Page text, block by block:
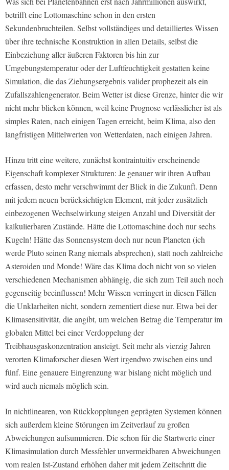
betrifft eine Lottomaschine schon in den ersten
Sekundenbruchteilen. Selbst vollständiges und detailliertes Wissen
über ihre technische Konstruktion in allen Details, selbst die
Einbeziehung aller äußeren Faktoren bis hin zur
Umgebungstemperatur oder der Luftfeuchtigkeit gestatten keine
Simulation, die das Ziehungsergebnis valider prophezeit als ein
Zufallszahlengenerator. Beim Wetter ist diese Grenze, hinter die wir
nicht mehr blicken können, weil keine Prognose verlässlicher ist als
simples Raten, nach einigen Tagen erreicht, beim Klima, also den
langfristigen Mittelwerten von Wetterdaten, nach einigen Jahren.
Hinzu tritt eine weitere, zunächst kontraintuitiv erscheinende
Eigenschaft komplexer Strukturen: Je genauer wir ihren Aufbau
erfassen, desto mehr verschwimmt der Blick in die Zukunft. Denn
mit jedem neuen berücksichtigten Element, mit jeder zusätzlich
einbezogenen Wechselwirkung steigen Anzahl und Diversität der
kalkulierbaren Zustände. Hätte die Lottomaschine doch nur sechs
Kugeln! Hätte das Sonnensystem doch nur neun Planeten (ich
werde Pluto seinen Rang niemals absprechen), statt noch zahlreiche
Asteroiden und Monde! Wäre das Klima doch nicht von so vielen
verschiedenen Mechanismen abhängig, die sich zum Teil auch noch
gegenseitig beeinflussen! Mehr Wissen verringert in diesen Fällen
die Unklarheiten nicht, sondern zementiert diese nur. Etwa bei der
Klimasensitivität, die angibt, um welchen Betrag die Temperatur im
globalen Mittel bei einer Verdoppelung der
Treibhausgaskonzentration ansteigt. Seit mehr als vierzig Jahren
verorten Klimaforscher diesen Wert irgendwo zwischen eins und
fünf. Eine genauere Eingrenzung war bislang nicht möglich und
wird auch niemals möglich sein.
In nichtlinearen, von Rückkopplungen geprägten Systemen können
sich außerdem kleine Störungen im Zeitverlauf zu großen
Abweichungen aufsummieren. Die schon für die Startwerte einer
Klimasimulation durch Messfehler unvermeidbaren Abweichungen
vom realen Ist-Zustand erhöhen daher mit jedem Zeitschritt die